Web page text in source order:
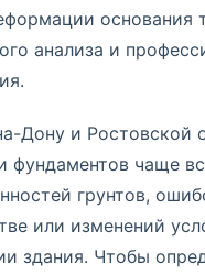
основания
анализа и
Дону и Ростовской
фундаментов чаще
грунтов,
или изменений
здания. Чтобы